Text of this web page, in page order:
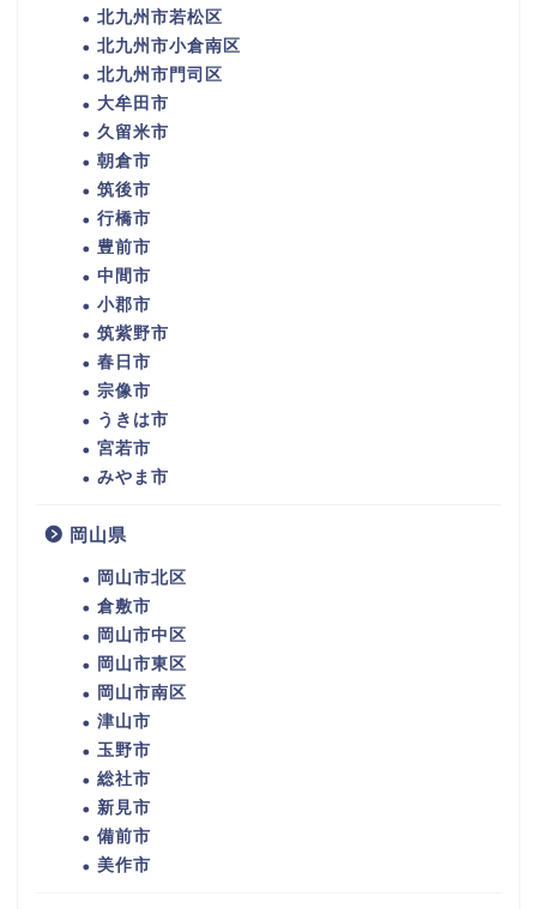
北九州市若松区
北九州市小倉南区
北九州市門司区
大牟田市
久留米市
朝倉市
筑後市
行橋市
豊前市
中間市
小郡市
筑紫野市
春日市
宗像市
うきは市
宮若市
みやま市
岡山県
岡山市北区
倉敷市
岡山市中区
岡山市東区
岡山市南区
津山市
玉野市
総社市
新見市
備前市
美作市